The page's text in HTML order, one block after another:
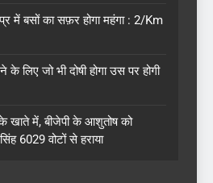
में बसों का सफ़र होगा महंगा : 2/Km
लिए जो भी दोषी होगा उस पर होगी
खाते में, बीजेपी के आशुतोष को
6029 वोटों से हराया